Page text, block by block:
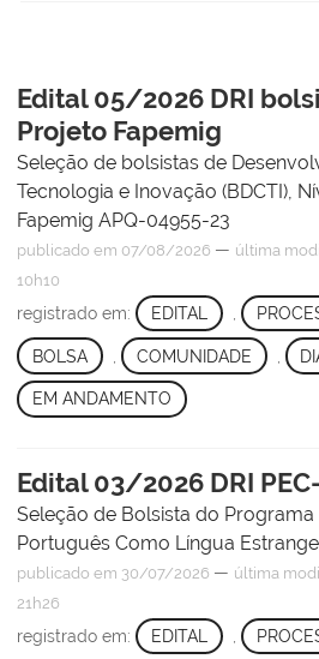
Edital 05/2026 DRI
Projeto Fapemig
Seleção de bolsistas de
Tecnologia e Inovação (BDCTI),
Fapemig APQ-04955-23
publicado em 07/08/2026 — última
10h10
registrado em: EDITAL
BOLSA COMUNIDADE
EM ANDAMENTO
Edital 03/2026 DRI
Seleção de Bolsista do
Português Como Língua
publicado em 30/07/2026 — última
21h26
registrado em: EDITAL